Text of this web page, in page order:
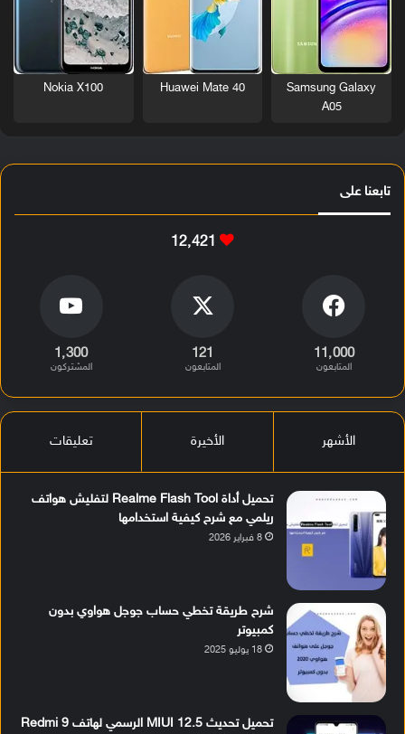
Samsung Galaxy
A05
Huawei Mate 40
Nokia X100
تابعنا على
12٬421
11٬000
المتابعون
121
المتابعون
1٬300
المشتركون
الأشهر الأخيرة تعليقات
تحميل أداة Realme Flash Tool لتفليش هواتف
ريلمي مع شرح كيفية استخدامها
8 فبراير 2026
شرح طريقة تخطي حساب جوجل هواوي بدون
كمبيوتر
18 يوليو 2025
تحميل تحديث MIUI 12.5 الرسمي لهاتف Redmi 9